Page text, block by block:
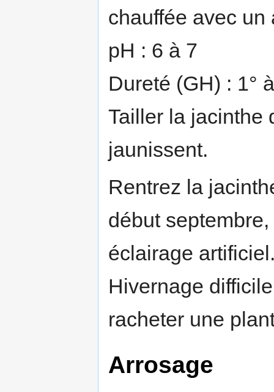
chauffée avec un
pH : 6 à 7
Dureté (GH) : 1°
Tailler la jacinthe
jaunissent.
Rentrez la
début
éclairage
Hivernage
racheter une
Arrosage